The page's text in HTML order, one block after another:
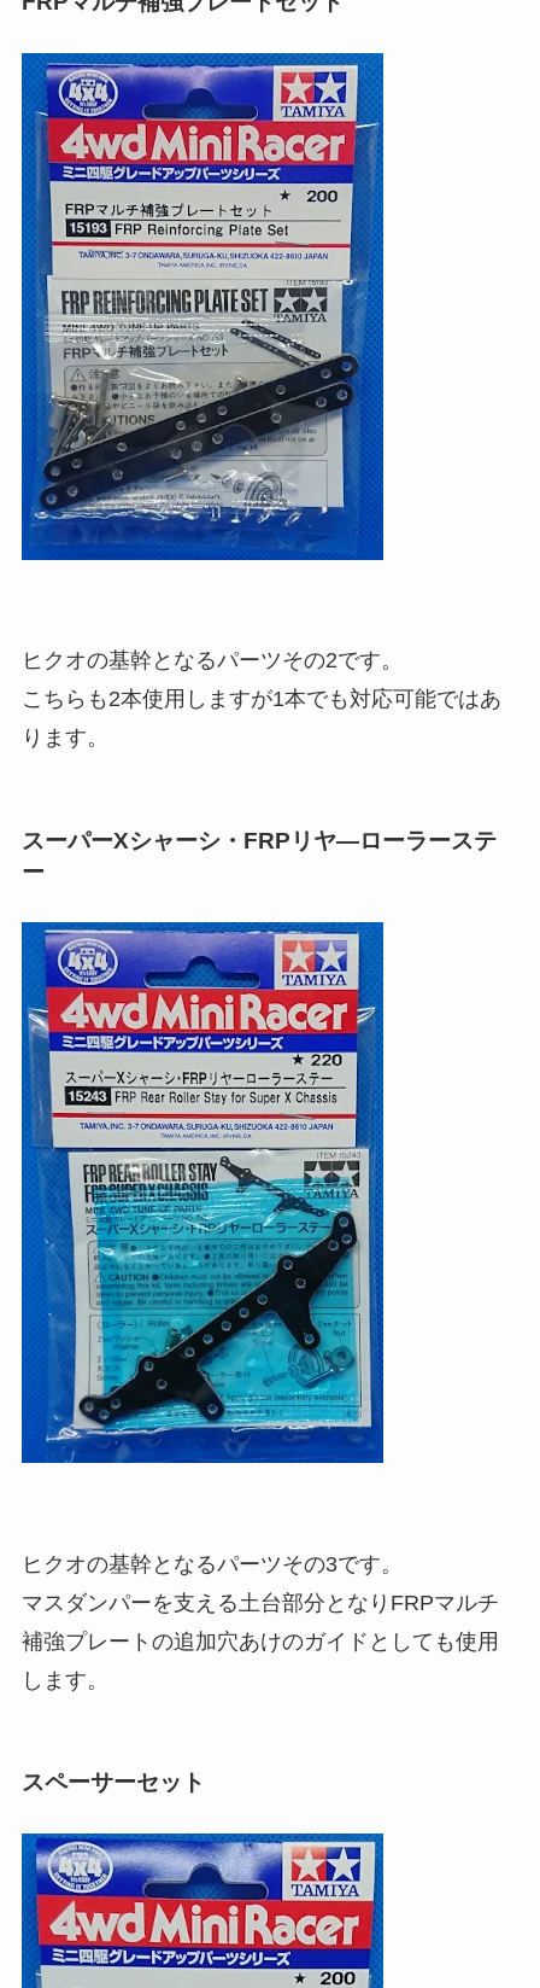
ヒクオの基幹となるパーツその2です。
こちらも2本使用しますが1本でも対応可能ではあ
ります。
スーパーXシャーシ・FRPリヤ―ローラーステ
ー
ヒクオの基幹となるパーツその3です。
マスダンパーを支える土台部分となりFRPマルチ
補強プレートの追加穴あけのガイドとしても使用
します。
スペーサーセット